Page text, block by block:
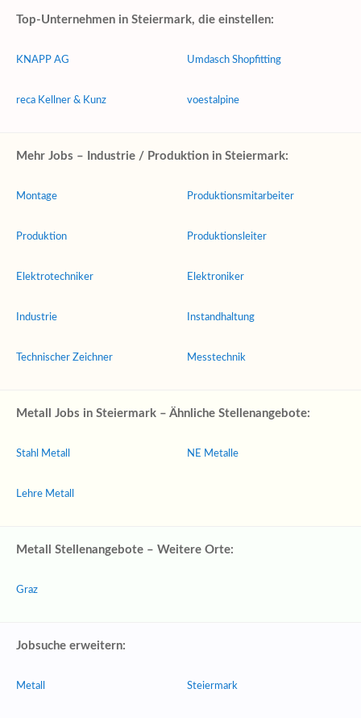
Top-Unternehmen in Steiermark, die einstellen:
KNAPP AG
reca Kellner & Kunz
Umdasch Shopfitting
voestalpine
Mehr Jobs – Industrie / Produktion in Steiermark:
Montage
Produktion
Elektrotechniker
Industrie
Technischer Zeichner
Produktionsmitarbeiter
Produktionsleiter
Elektroniker
Instandhaltung
Messtechnik
Metall Jobs in Steiermark – Ähnliche Stellenangebote:
Stahl Metall
Lehre Metall
NE Metalle
Metall Stellenangebote – Weitere Orte:
Graz
Jobsuche erweitern:
Metall Steiermark